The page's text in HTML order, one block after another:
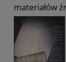
materiałów